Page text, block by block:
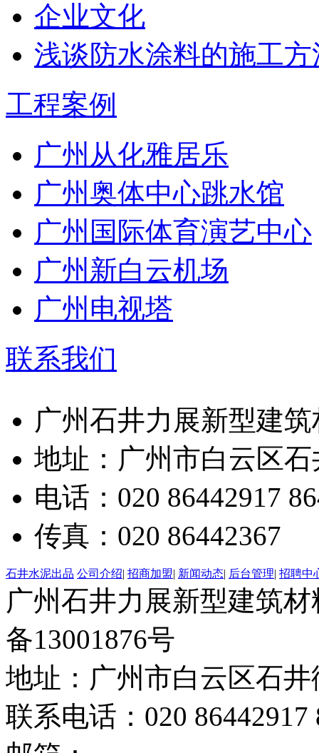
企业文化
浅谈防水涂料的施工
工程案例
广州从化雅居乐
广州奥体中心跳水馆
广州国际体育演艺中心
广州新白云机场
广州电视塔
联系我们
广州石井力展新型建
地址：广州市白云区
电话：020 86442917
传真：020 86442367
石井水泥出品 公司介绍| 招商加盟| 新闻动态| 后台管理| 招聘中
广州石井力展新型建筑
备13001876号
地址：广州市白云区石井
联系电话：020 86442917